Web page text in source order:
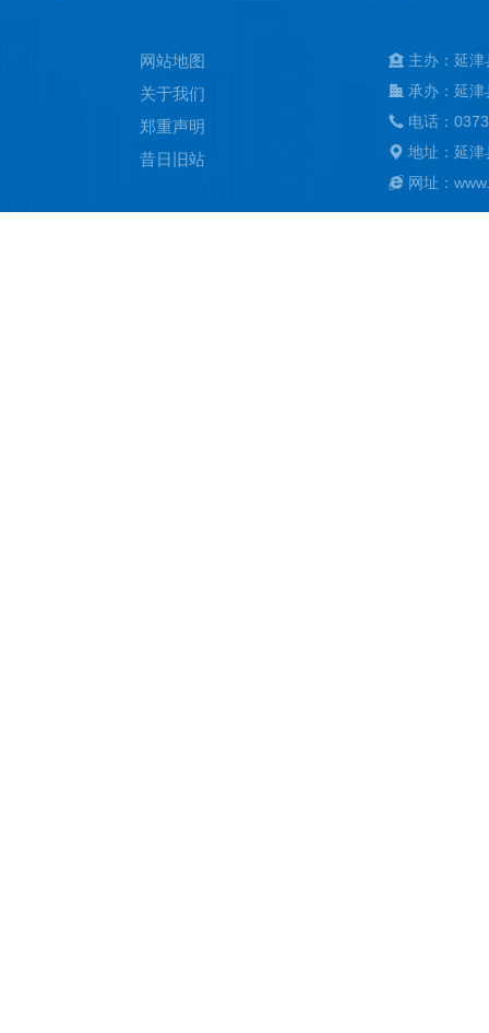
网站地图
关于我们
郑重声明
昔日旧站
主办：延
承办：延
电话：
地址：延
网址：